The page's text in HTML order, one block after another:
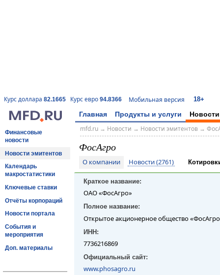
Курс доллара 82.1665 Курс евро 94.8366 Мобильная версия 18+
Главная Продукты и услуги Новости
Финансовые
новости
Новости эмитентов
Календарь
макростатистики
Ключевые ставки
Отчёты корпораций
Новости портала
События и
мероприятия
Доп. материалы
mfd.ru→ Новости → Новости эмитентов→
ФосАгро
О компании Новости (2761)
Краткое название:
ОАО «ФосАгро»
Полное название:
Открытое акционерное общество
ИНН:
7736216869
Официальный сайт:
www.phosagro.ru